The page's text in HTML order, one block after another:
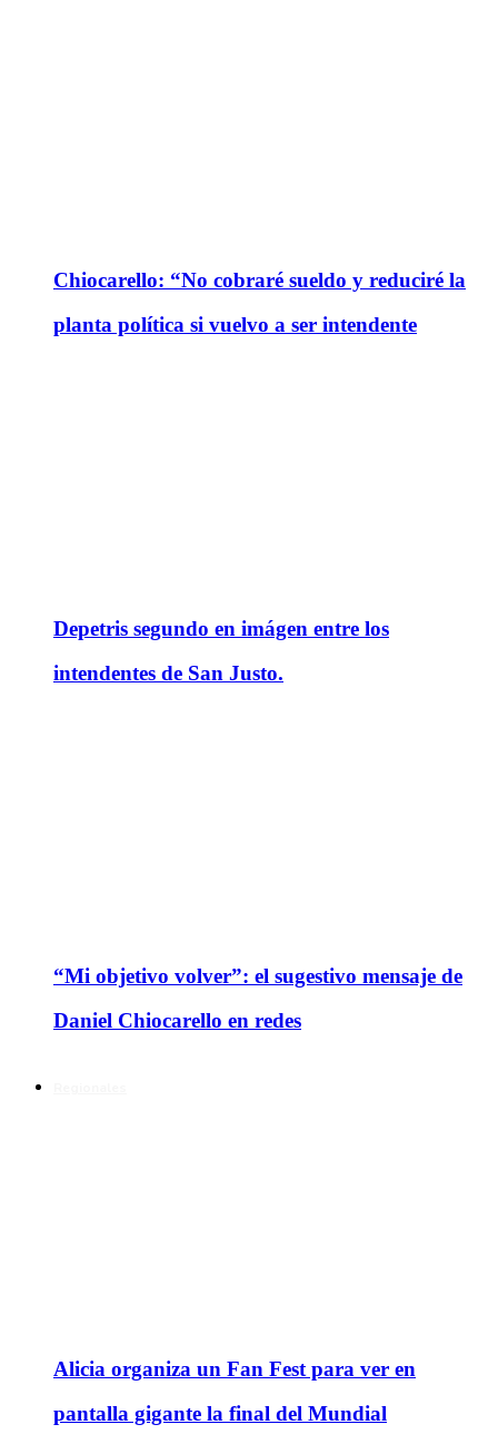
Chiocarello: “No cobraré sueldo y reduciré la
planta política si vuelvo a ser intendente
Depetris segundo en imágen entre los
intendentes de San Justo.
“Mi objetivo volver”: el sugestivo mensaje de
Daniel Chiocarello en redes
Alicia organiza un Fan Fest para ver en
pantalla gigante la final del Mundial